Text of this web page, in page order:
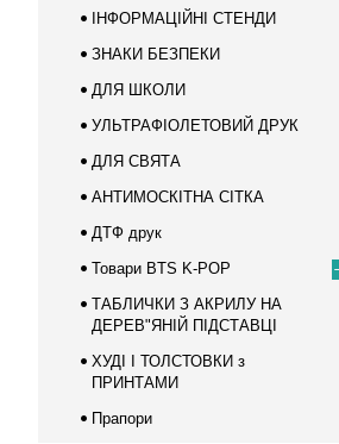
ІНФОРМАЦІЙНІ СТЕНДИ
ЗНАКИ БЕЗПЕКИ
ДЛЯ ШКОЛИ
УЛЬТРАФІОЛЕТОВИЙ ДРУК
ДЛЯ СВЯТА
АНТИМОСКІТНА СІТКА
ДТФ друк
Товари BTS K-POP
ТАБЛИЧКИ З АКРИЛУ НА
ДЕРЕВ"ЯНІЙ ПІДСТАВЦІ
ХУДІ І ТОЛСТОВКИ з
ПРИНТАМИ
Прапори